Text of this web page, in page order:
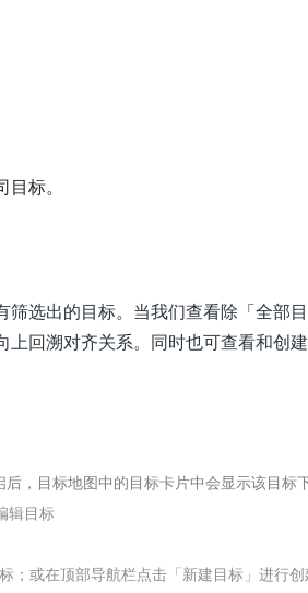
标。
选出的目标。当我们查看除「全部
回溯对齐关系。同时也可查看和创
，目标地图中的目标卡片中会显示该目标下
辑目标
；或在顶部导航栏点击「新建目标」进行